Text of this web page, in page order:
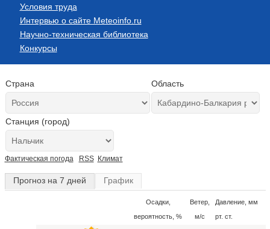
Условия труда
Интервью о сайте Meteoinfo.ru
Научно-техническая библиотека
Конкурсы
Страна Область
Станция (город)
Фактическая погода RSS Климат
Прогноз на 7 дней График
Осадки,
вероятность, %
Ветер,
м/с
Давление, мм
рт. ст.